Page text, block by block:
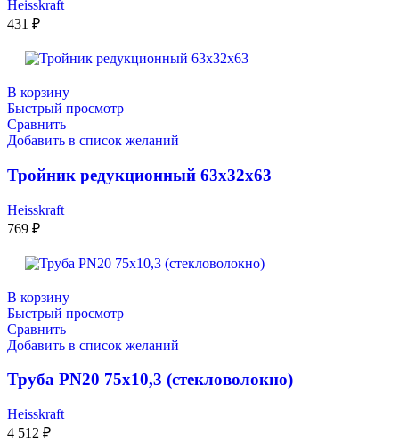
Heisskraft
431 ₽
В корзину
Быстрый просмотр
Сравнить
Добавить в список желаний
Тройник редукционный 63х32х63
Heisskraft
769 ₽
В корзину
Быстрый просмотр
Сравнить
Добавить в список желаний
Труба PN20 75х10,3 (стекловолокно)
Heisskraft
4 512 ₽